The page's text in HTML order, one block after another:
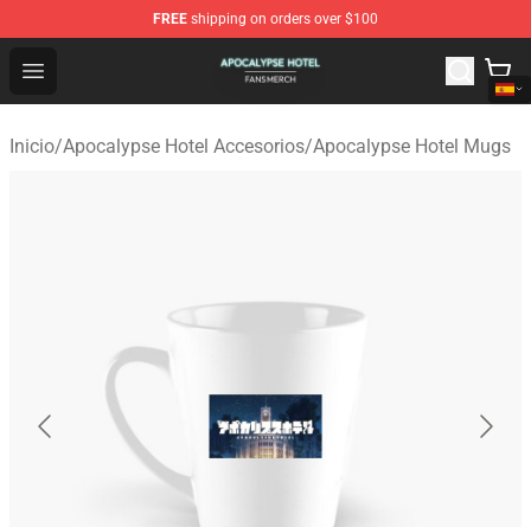
FREE shipping on orders over $100
Open menu
Apocalypse Hotel Shop - Official Apocalypse Hotel
Inicio/Apocalypse Hotel Accesorios/Apocalypse Hotel Mugs